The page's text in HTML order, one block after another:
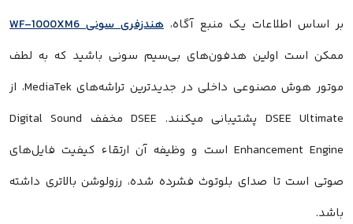
بر اساس اطلاعات یک منبع آگاه، هندزفری سونی WF-1000XM6
ممکن است اولین هدفون‌های بی‌سیم سونی باشید که به لطف
موتور هوش مصنوعی داخلی در جدیدترین تراشه‌های MediaTek، از
DSEE Ultimate پشتیبانی میکنند. DSEE مخفف Digital Sound
Enhancement Engine است و وظیفه آن ارتقاء کیفیت فایل‌های
صوتی است تا صدای بلوتوث فشرده شده، رزولوشن بالاتری داشته
باشد.